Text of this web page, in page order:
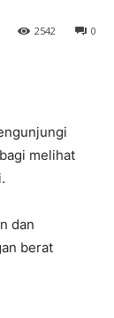
0
2542
melihat
dan
berat